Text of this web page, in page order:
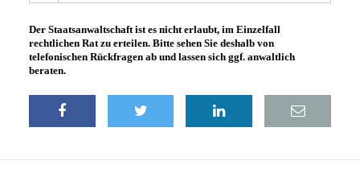
Der Staatsanwaltschaft ist es nicht erlaubt, im Einzelfall
rechtlichen Rat zu erteilen. Bitte sehen Sie deshalb von
telefonischen Rückfragen ab und lassen sich ggf. anwaltlich
beraten.